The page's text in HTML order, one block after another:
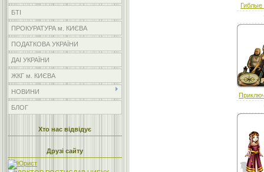
БТІ
ПРОКУРАТУРА м. КИЄВА
ПОДАТКОВА УКРАЇНИ
ДАІ УКРАЇНИ
ЖКГ м. КИЄВА
НОВИНИ
БЛОГ
Хто нас відвідує
Друзі сайту
Гиблые